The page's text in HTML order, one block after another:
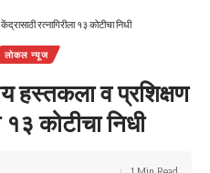
रत्नागिरीला १३ कोटीचा निधी
लोकल न्यूज
हस्तकला व प्रशिक्षण
१३ कोटीचा निधी